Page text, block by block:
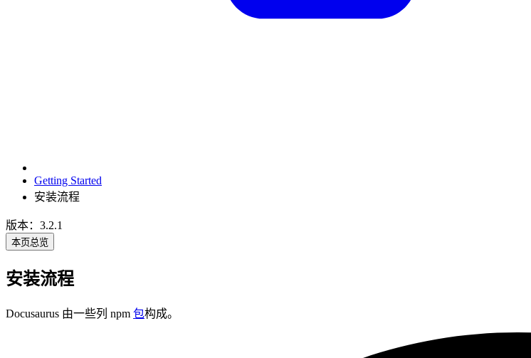
Getting Started
安装流程
版本：3.2.1
本页总览
安装流程
Docusaurus 由一些列 npm 包构成。